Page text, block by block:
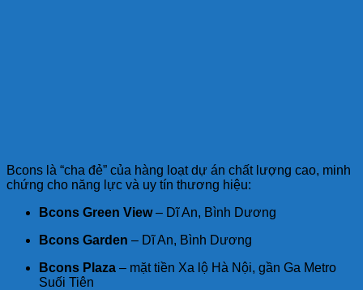
Bcons là “cha đẻ” của hàng loạt dự án chất lượng cao, minh
chứng cho năng lực và uy tín thương hiệu:
Bcons Green View– Dĩ An, Bình Dương
Bcons Garden – Dĩ An, Bình Dương
Bcons Plaza – mặt tiền Xa lộ Hà Nội, gần Ga Metro
Suối Tiên